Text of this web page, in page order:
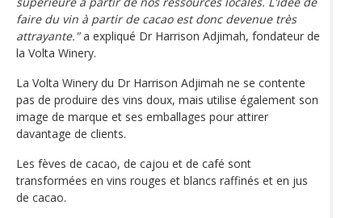
faire du vin à partir de cacao est donc devenue très
attrayante."a expliqué Dr Harrison Adjimah, fondateur de
la Volta Winery.
La Volta Winery du Dr Harrison Adjimah ne se contente
pas de produire des vins doux, mais utilise également son
image de marque et ses emballages pour attirer
davantage de clients.
Les fèves de cacao, de cajou et de café sont
transformées en vins rouges et blancs raffinés et en jus
de cacao.